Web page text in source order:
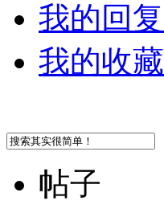
我的回复
我的收藏
帖子